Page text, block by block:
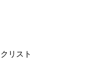
リスト